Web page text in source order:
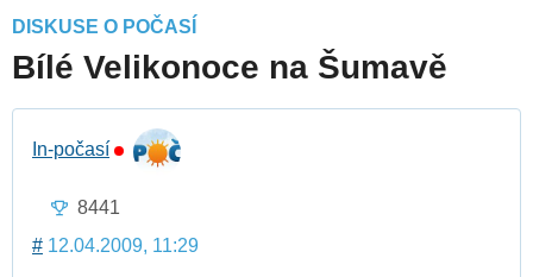
DISKUSE O POČASÍ
Bílé Velikonoce na Šumavě
In-počasí
8441
# 12.04.2009, 11:29